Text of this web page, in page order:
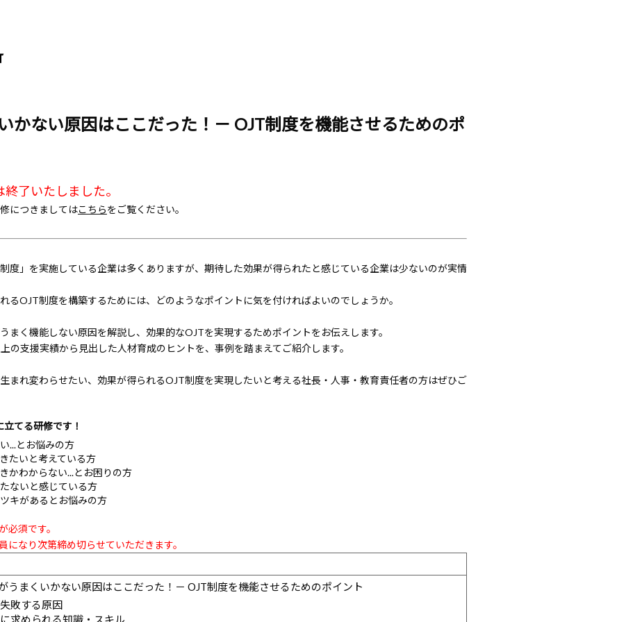
かない原因はここだった！－ OJT制度を機能させるためのポ
了いたしました。
につきましてはこちらをご覧ください。
度」を実施している企業は多くありますが、期待した効果が得られたと感じている企業は少ないのが実情
るOJT制度を構築するためには、どのようなポイントに気を付ければよいのでしょうか。
まく機能しない原因を解説し、効果的なOJTを実現するためポイントをお伝えします。
の支援実績から見出した人材育成のヒントを、事例を踏まえてご紹介します。
まれ変わらせたい、効果が得られるOJT制度を実現したいと考える社長・人事・教育責任者の方はぜひご
てる研修です！
...とお悩みの方
たいと考えている方
かわからない...とお困りの方
ないと感じている方
キがあるとお悩みの方
必須です。
になり次第締め切らせていただきます。
うまくいかない原因はここだった！－ OJT制度を機能させるためのポイント
敗する原因
求められる知識・スキル